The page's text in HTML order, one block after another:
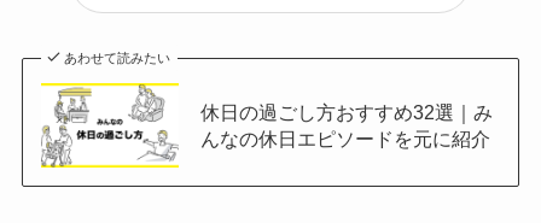
あわせて読みたい
休日の過ごし方おすすめ32選｜み
んなの休日エピソードを元に紹介